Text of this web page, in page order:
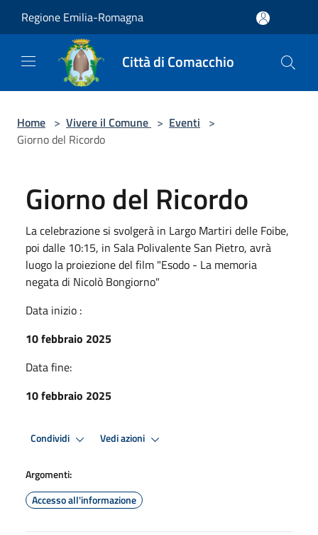
Regione Emilia-Romagna
Città di Comacchio
Home > Vivere il Comune > Eventi >
Giorno del Ricordo
Giorno del Ricordo
La celebrazione si svolgerà in Largo Martiri delle Foibe,
poi dalle 10:15, in Sala Polivalente San Pietro, avrà
luogo la proiezione del film "Esodo - La memoria
negata di Nicolò Bongiorno"
Data inizio :
10 febbraio 2025
Data fine:
10 febbraio 2025
Condividi Vedi azioni
Argomenti:
Accesso all'informazione